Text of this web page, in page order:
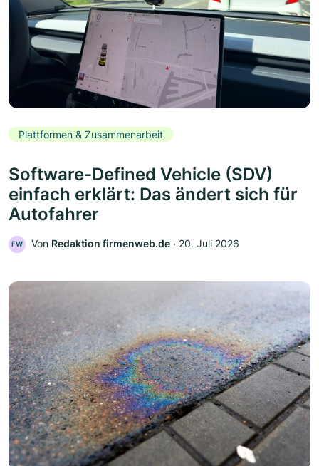
Plattformen & Zusammenarbeit
Software-Defined Vehicle (SDV)
einfach erklärt: Das ändert sich für
Autofahrer
FW Von Redaktion firmenweb.de ‧ 20. Juli 2026